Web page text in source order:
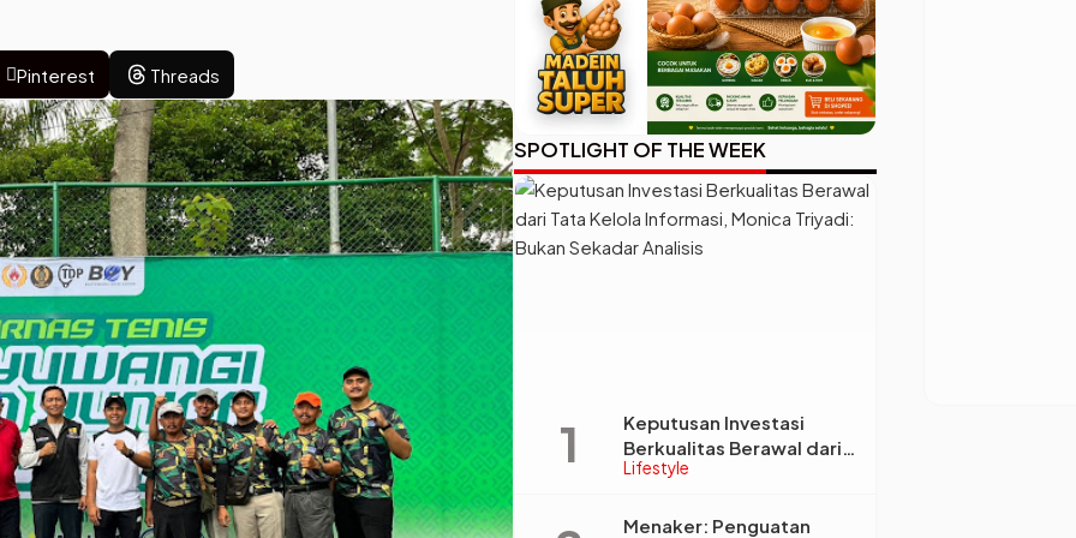
Pinterest Threads
SPOTLIGHT OF THE WEEK
Lifestyle
Keputusan Investasi
Berkualitas Berawal dari
Tata Kelola Informasi,
Sekadar Analisis
Menaker: Penguatan